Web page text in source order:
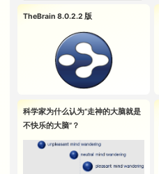
如果希望针对笔记内容作出评论反
馈，可点击笔记左下角的 [单页卡
片] 进入单卡片显示模式，评论框将
出现在笔记下方 (输入昵称即可评
TiddlyWiki 5.x 默认使用垂直的“瀑
布流”展示模式陈列笔记卡片，安装
Krystal 插件并刷新页面之后，笔记
卡片将以水平的“手风琴”展示模式陈
列。如果希望看到详细的操作演
示，可以观看合桃派直播分享
用 TiddlyWiki 模拟 Andy Matusc
hak 网站
(16 分 40 秒前后)
详细说明参见 -
系统工作原理简
介
ENDLESS
STAIR
YOU ARE AT
THE BOTTOM
OF A
SEEMINGLY
ENDLESS
STAIR,
WINDING ITS
BEYOND YOUR
VISION. AN
TheBrain 8.0.2.2 版
科学家为什么认为“走神的大脑就是
不快乐的大脑”？